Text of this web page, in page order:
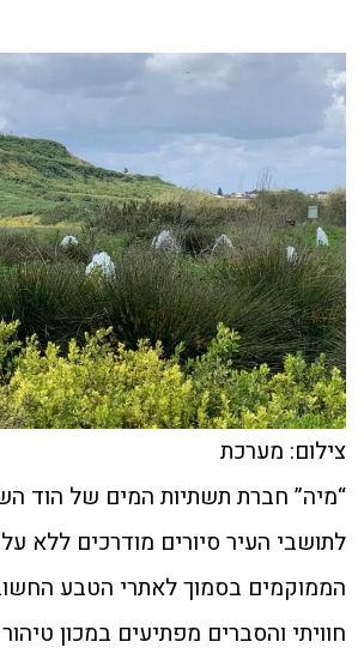
צילום: מערכת
“מיה” חברת תשתיות המים של הוד
לתושבי העיר סיורים מודרכים ללא
הממוקמים בסמוך לאתרי הטבע
חוויתי והסברים מפתיעים במכון